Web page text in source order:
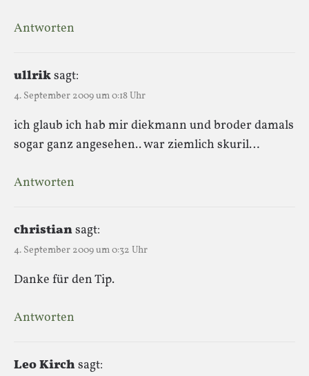
Antworten
ullriksagt:
4. September 2009 um 0:18 Uhr
ich glaub ich hab mir diekmann und broder damals
sogar ganz angesehen.. war ziemlich skuril…
Antworten
christiansagt:
4. September 2009 um 0:32 Uhr
Danke für den Tip.
Antworten
Leo Kirch sagt: